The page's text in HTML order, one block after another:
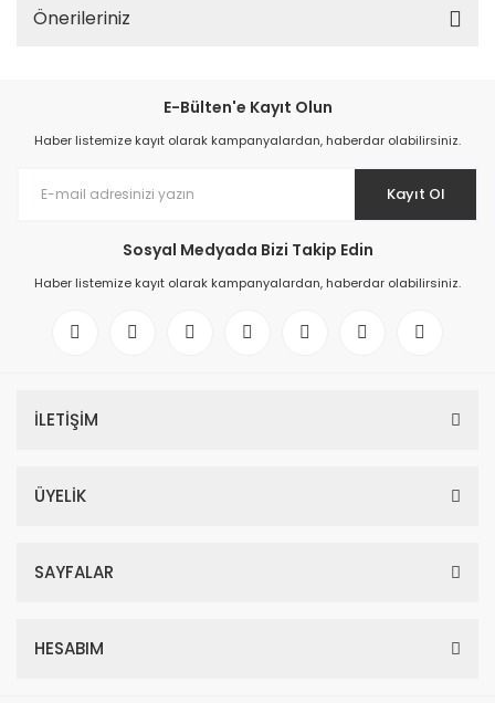
Önerileriniz
E-Bülten'e Kayıt Olun
Haber listemize kayıt olarak kampanyalardan, haberdar olabilirsiniz.
Kayıt Ol
Sosyal Medyada Bizi Takip Edin
Haber listemize kayıt olarak kampanyalardan, haberdar olabilirsiniz.
İLETİŞİM
ÜYELİK
SAYFALAR
HESABIM